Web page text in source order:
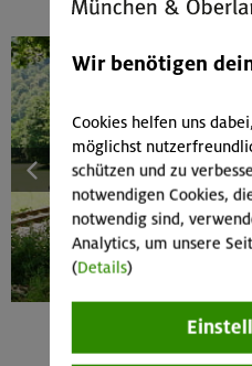
Wir benötigen
Cookies helfen uns
möglichst
schützen und zu
notwendigen Cookies,
notwendig sind,
Analytics, um unsere
(Details)